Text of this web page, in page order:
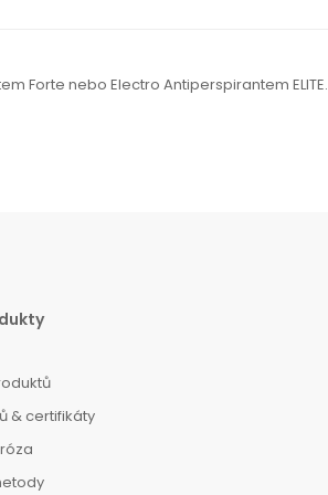
Forte nebo Electro Antiperspirantem ELITE.
& certifikáty